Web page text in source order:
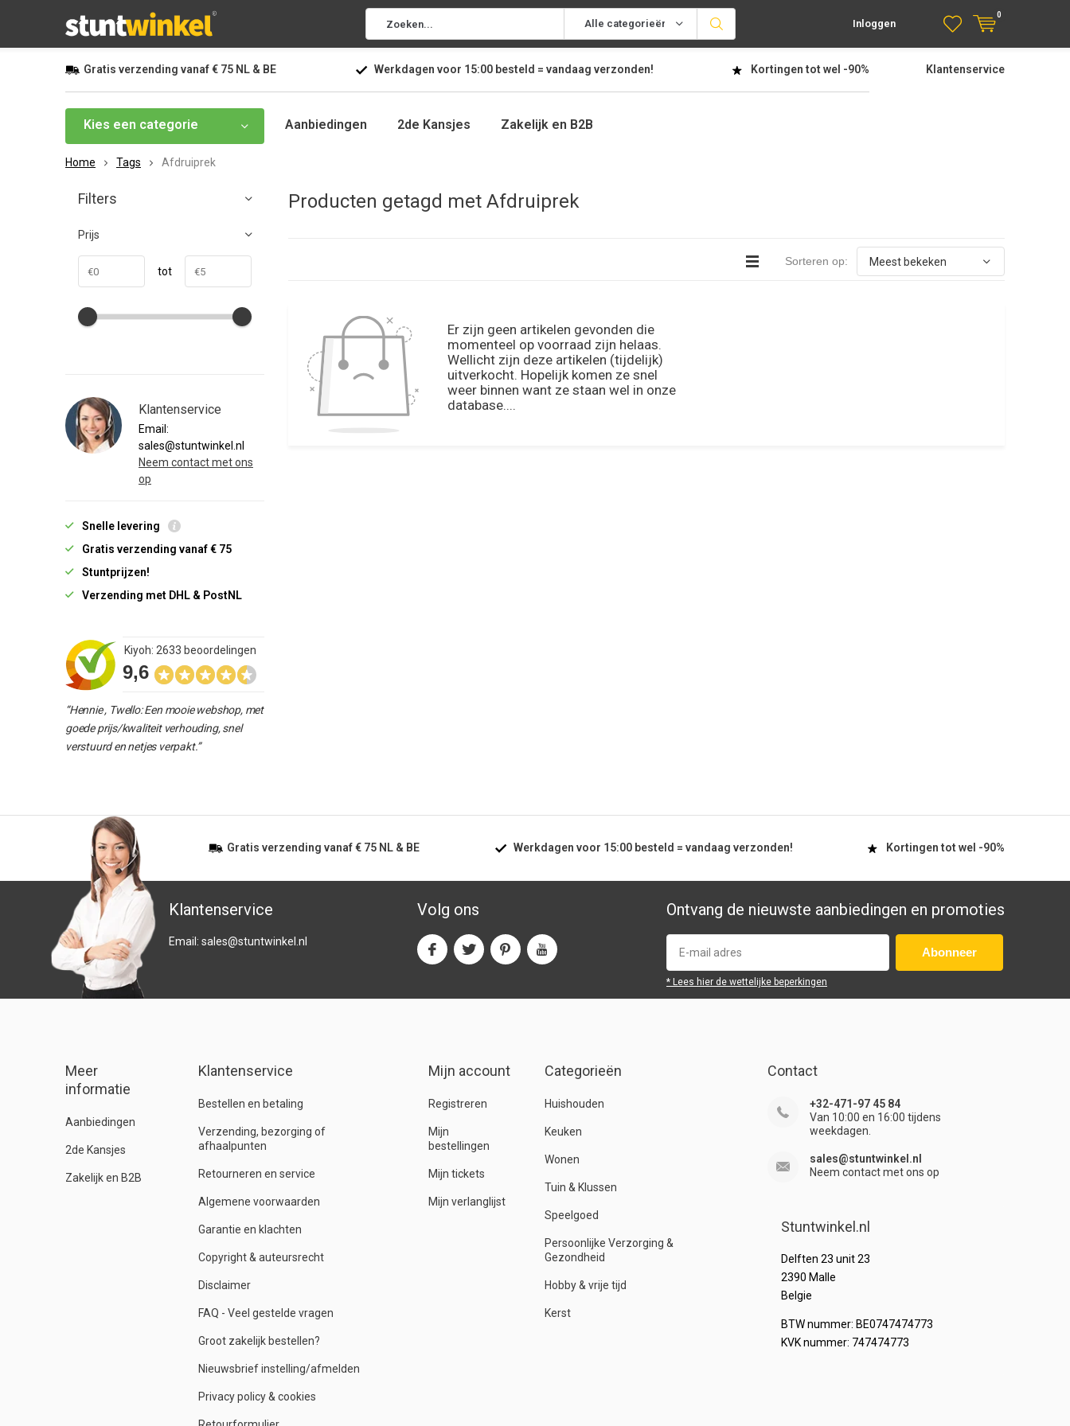
Alle categorieën Inloggen
0
Gratis verzending vanaf€ 75 NL & BE Werkdagen voor 15:00besteld = vandaag verzonden! Kortingen tot wel -90% Klantenservice
Kies een categorie Aanbiedingen 2de Kansjes Zakelijk en B2B
Home Tags Afdruiprek
Producten getagd met Afdruiprek
Sorteren op:
Er zijn geen artikelen gevonden die
momenteel op voorraad zijn helaas.
Wellicht zijn deze artikelen (tijdelijk)
uitverkocht. Hopelijk komen ze snel
weer binnen want ze staan wel in onze
database....
Filters
Prijs
tot
Klantenservice
Email:
sales@stuntwinkel.nl
Neem contact met ons
op
Snelle levering
Gratis verzending vanaf € 75
Stuntprijzen!
Verzending met DHL & PostNL
9,6
Kiyoh: 2633 beoordelingen
“Hennie , Twello: Een mooie webshop, met
goede prijs/kwaliteit verhouding, snel
verstuurd en netjes verpakt.”
Gratis verzending vanaf€ 75 NL & BE Werkdagen voor 15:00besteld = vandaag verzonden! Kortingen tot wel -90%
Klantenservice
Email: sales@stuntwinkel.nl
Volg ons Ontvang de nieuwste aanbiedingen en promoties
Abonneer
* Lees hier de wettelijke beperkingen
Meer
informatie
Aanbiedingen
2de Kansjes
Zakelijk en B2B
Klantenservice
Bestellen en betaling
Verzending, bezorging of
afhaalpunten
Retourneren en service
Algemene voorwaarden
Garantie en klachten
Copyright & auteursrecht
Disclaimer
FAQ - Veel gestelde vragen
Groot zakelijk bestellen?
Nieuwsbrief instelling/afmelden
Privacy policy & cookies
Mijn account
Registreren
Mijn
bestellingen
Mijn tickets
Mijn verlanglijst
Categorieën
Huishouden
Keuken
Wonen
Tuin & Klussen
Speelgoed
Persoonlijke Verzorging &
Gezondheid
Hobby & vrije tijd
Kerst
Contact
+32-471-97 45 84
Van 10:00 en 16:00 tijdens
weekdagen.
sales@stuntwinkel.nl
Neem contact met ons op
Stuntwinkel.nl
Delften 23 unit 23
2390 Malle
Belgie
BTW nummer: BE0747474773
KVK nummer: 747474773